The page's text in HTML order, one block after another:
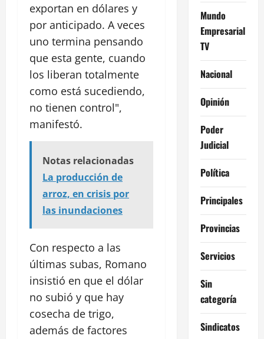
exportan en dólares y
por anticipado. A veces
uno termina pensando
que esta gente, cuando
los liberan totalmente
como está sucediendo,
no tienen control",
manifestó.
Notas relacionadas
La producción de
arroz, en crisis por
las inundaciones
Con respecto a las
últimas subas, Romano
insistió en que el dólar
no subió y que hay
cosecha de trigo,
además de factores
Mundo
Empresarial
TV
Nacional
Opinión
Poder
Judicial
Política
Principales
Provincias
Servicios
Sin
categoría
Sindicatos